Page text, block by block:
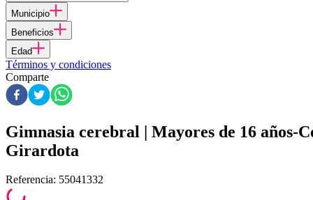
Municipio
Beneficios
Edad
Términos y condiciones
Comparte
Gimnasia cerebral | Mayores de 16 años-
Girardota
Referencia: 55041332